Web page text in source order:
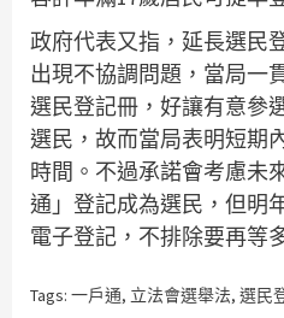
政府代表又指，延長選民
出現不協調問題，當局一
選民登記冊，好讓有意參
選民，故而當局表明短期
時間。不過承諾會考慮未
通」登記成為選民，但明
電子登記，不排除要再等
Tags: 一戶通, 立法會選舉法, 選民